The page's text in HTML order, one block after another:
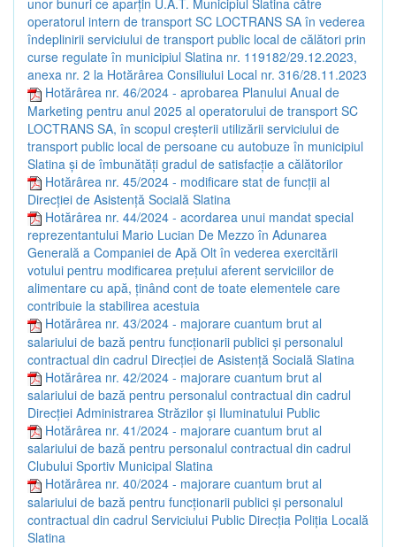
unor bunuri ce aparțin U.A.T. Municipiul Slatina către
operatorul intern de transport SC LOCTRANS SA în vederea
îndeplinirii serviciului de transport public local de călători prin
curse regulate în municipiul Slatina nr. 119182/29.12.2023,
anexa nr. 2 la Hotărârea Consiliului Local nr. 316/28.11.2023
Hotărârea nr. 46/2024 - aprobarea Planului Anual de
Marketing pentru anul 2025 al operatorului de transport SC
LOCTRANS SA, în scopul creșterii utilizării serviciului de
transport public local de persoane cu autobuze în municipiul
Slatina și de îmbunătăți gradul de satisfacție a călătorilor
Hotărârea nr. 45/2024 - modificare stat de funcții al
Direcției de Asistență Socială Slatina
Hotărârea nr. 44/2024 - acordarea unui mandat special
reprezentantului Mario Lucian De Mezzo în Adunarea
Generală a Companiei de Apă Olt în vederea exercitării
votului pentru modificarea prețului aferent serviciilor de
alimentare cu apă, ținând cont de toate elementele care
contribuie la stabilirea acestuia
Hotărârea nr. 43/2024 - majorare cuantum brut al
salariului de bază pentru funcționarii publici și personalul
contractual din cadrul Direcției de Asistență Socială Slatina
Hotărârea nr. 42/2024 - majorare cuantum brut al
salariului de bază pentru personalul contractual din cadrul
Direcției Administrarea Străzilor și Iluminatului Public
Hotărârea nr. 41/2024 - majorare cuantum brut al
salariului de bază pentru personalul contractual din cadrul
Clubului Sportiv Municipal Slatina
Hotărârea nr. 40/2024 - majorare cuantum brut al
salariului de bază pentru funcționarii publici și personalul
contractual din cadrul Serviciului Public Direcția Poliția Locală
Slatina